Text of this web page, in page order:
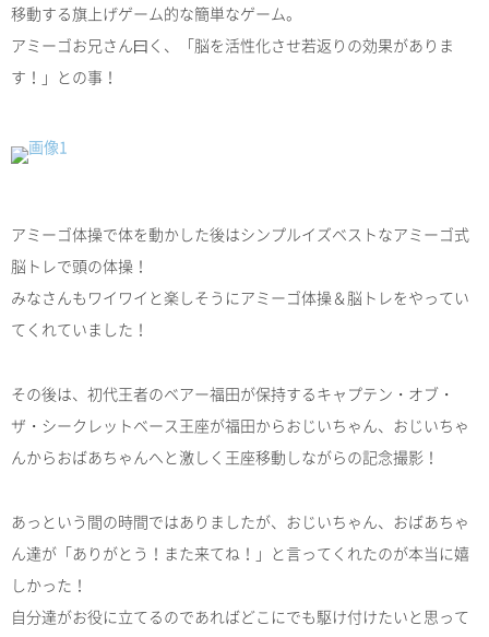
移動する旗上げゲーム的な簡単なゲーム。
アミーゴお兄さん曰く、「脳を活性化させ若返りの効果がありま
す！」との事！
アミーゴ体操で体を動かした後はシンプルイズベストなアミーゴ式
脳トレで頭の体操！
みなさんもワイワイと楽しそうにアミーゴ体操＆脳トレをやってい
てくれていました！
その後は、初代王者のベアー福田が保持するキャプテン・オブ・
ザ・シークレットベース王座が福田からおじいちゃん、おじいちゃ
んからおばあちゃんへと激しく王座移動しながらの記念撮影！
あっという間の時間ではありましたが、おじいちゃん、おばあちゃ
ん達が「ありがとう！また来てね！」と言ってくれたのが本当に嬉
しかった！
自分達がお役に立てるのであればどこにでも駆け付けたいと思って